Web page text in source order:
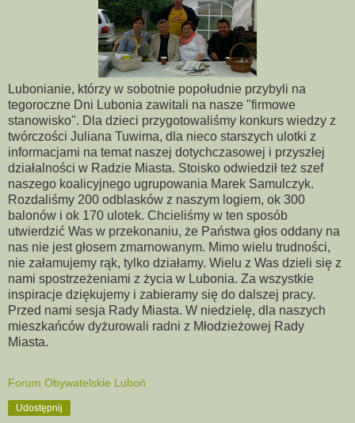
Lubonianie, którzy w sobotnie popołudnie przybyli na
tegoroczne Dni Lubonia zawitali na nasze "firmowe
stanowisko". Dla dzieci przygotowaliśmy konkurs wiedzy z
twórczości Juliana Tuwima, dla nieco starszych ulotki z
informacjami na temat naszej dotychczasowej i przyszłej
działalności w Radzie Miasta. Stoisko odwiedził też szef
naszego koalicyjnego ugrupowania Marek Samulczyk.
Rozdaliśmy 200 odblasków z naszym logiem, ok 300
balonów i ok 170 ulotek. Chcieliśmy w ten sposób
utwierdzić Was w przekonaniu, że Państwa głos oddany na
nas nie jest głosem zmarnowanym. Mimo wielu trudności,
nie załamujemy rąk, tylko działamy. Wielu z Was dzieli się z
nami spostrzeżeniami z życia w Lubonia. Za wszystkie
inspiracje dziękujemy i zabieramy się do dalszej pracy.
Przed nami sesja Rady Miasta. W niedzielę, dla naszych
mieszkańców dyżurowali radni z Młodzieżowej Rady
Miasta.
Forum Obywatelskie Luboń
Udostępnij